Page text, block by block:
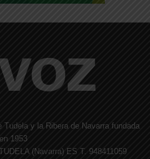
y la Ribera de Navarra fundada
en 1953
(Navarra) ES T. 948411059